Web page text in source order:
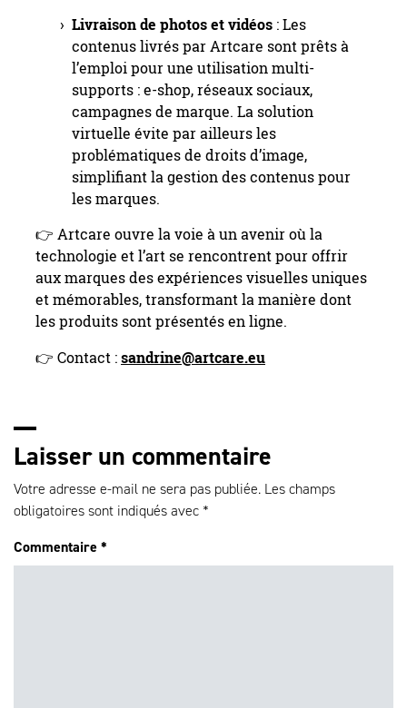
Livraison de photos et vidéos : Les
contenus livrés par Artcare sont prêts à
l’emploi pour une utilisation multi-
supports : e-shop, réseaux sociaux,
campagnes de marque. La solution
virtuelle évite par ailleurs les
problématiques de droits d’image,
simplifiant la gestion des contenus pour
les marques.
👉 Artcare ouvre la voie à un avenir où la
technologie et l’art se rencontrent pour offrir
aux marques des expériences visuelles uniques
et mémorables, transformant la manière dont
les produits sont présentés en ligne.
👉 Contact :sandrine@artcare.eu
Laisser un commentaire
Votre adresse e-mail ne sera pas publiée. Les champs
obligatoires sont indiqués avec *
Commentaire *